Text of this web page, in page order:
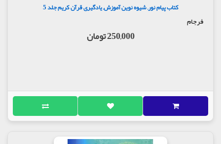
کتاب پیام نور, شیوه نوین آموزش, یادگیری قرآن کریم جلد 5
فرجام
250,000 تومان